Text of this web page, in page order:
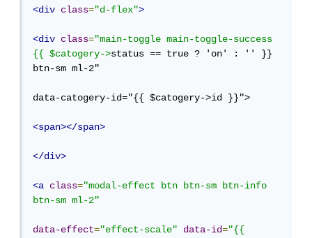
<div class="d-flex">
<div class="main-toggle main-toggle-success
{{ $catogery->status == true ? 'on' : '' }}
btn-sm ml-2"
data-catogery-id="{{ $catogery->id }}">
<span></span>
</div>
<a class="modal-effect btn btn-sm btn-info
btn-sm ml-2"
data-effect="effect-scale" data-id="{{